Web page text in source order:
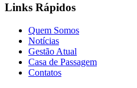
Links Rápidos
Quem Somos
Notícias
Gestão Atual
Casa de Passagem
Contatos